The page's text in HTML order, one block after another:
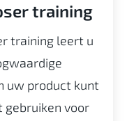
training
training leert u
uw product kunt
gebruiken voor